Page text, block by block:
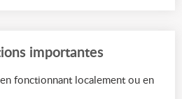
importantes
fonctionnant localement ou en